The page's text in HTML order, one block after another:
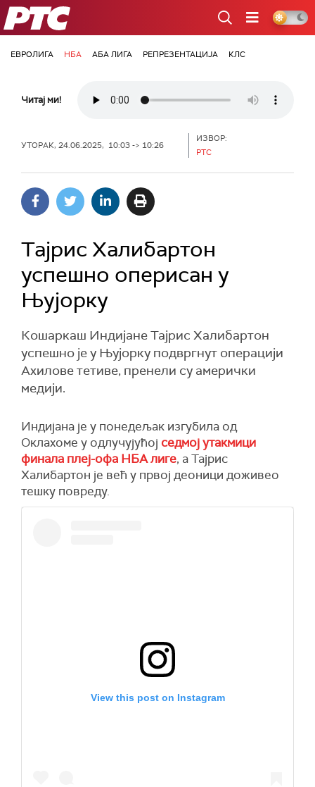
РТС
ЕВРОЛИГА НБА АБА ЛИГА РЕПРЕЗЕНТАЦИЈА КЛС
Читај ми!
УТОРАК, 24.06.2025, 10:03 -> 10:26
ИЗВОР:
РТС
Тајрис Халибартон
успешно оперисан у
Њујорку
Кошаркаш Индијане Тајрис Халибартон
успешно је у Њујорку подвргнут операцији
Ахилове тетиве, пренели су амерички
медији.
Индијана је у понедељак изгубила од
Оклахоме у одлучујућој седмој утакмици
финала плеј-офа НБА лиге, а Тајрис
Халибартон је већ у првој деоници доживео
тешку повреду.
View this post on Instagram